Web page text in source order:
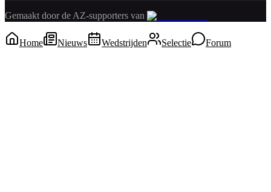
Gemaakt door de AZ-supporters van
Home Nieuws Wedstrijden Selectie Forum